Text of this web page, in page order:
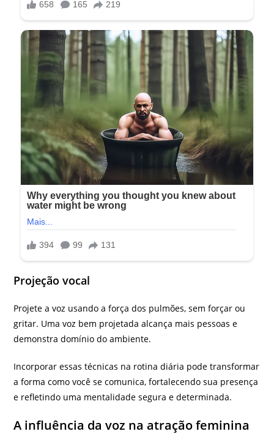
Projeção vocal
Projete a voz usando a força dos pulmões, sem forçar ou
gritar. Uma voz bem projetada alcança mais pessoas e
demonstra domínio do ambiente.
Incorporar essas técnicas na rotina diária pode transformar
a forma como você se comunica, fortalecendo sua presença
e refletindo uma mentalidade segura e determinada.
A influência da voz na atração feminina